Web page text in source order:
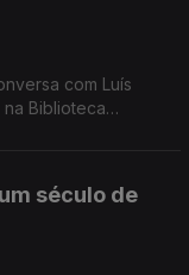
com Luís
Biblioteca
século de